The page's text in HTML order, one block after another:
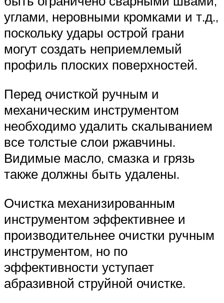
углами, неровными кромками и т.д.,
поскольку удары острой грани
могут создать неприемлемый
профиль плоских поверхностей.
Перед очисткой ручным и
механическим инструментом
необходимо удалить скалыванием
все толстые слои ржавчины.
Видимые масло, смазка и грязь
также должны быть удалены.
Очистка механизированным
инструментом эффективнее и
производительнее очистки ручным
инструментом, но по
эффективности уступает
абразивной струйной очистке.